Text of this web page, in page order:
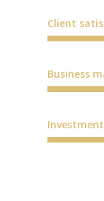
Client
Business